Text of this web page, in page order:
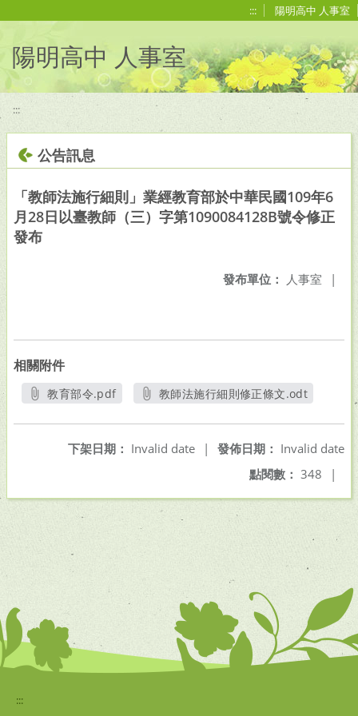
::: 陽明高中 人事室
陽明高中 人事室
:::
公告訊息
「教師法施行細則」業經教育部於中華民國109年6
月28日以臺教師（三）字第1090084128B號令修正
發布
發布單位： 人事室 |
相關附件
教育部令.pdf
教師法施行細則修正條文.odt
發佈日期： Invalid date
下架日期： Invalid date
|
點閱數： 348 |
:::